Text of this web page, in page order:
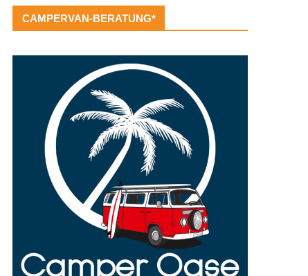
CAMPERVAN-BERATUNG*